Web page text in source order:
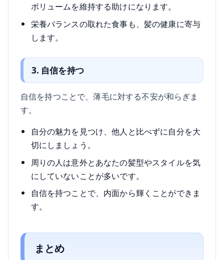
ボリュームを維持する助けになります。
栄養バランスの取れた食事も、髪の健康に寄与
します。
3. 自信を持つ
自信を持つことで、薄毛に対する不安が和らぎま
す。
自分の魅力を見つけ、他人と比べずに自分を大
切にしましょう。
周りの人は意外とあなたの髪型やスタイルを気
にしていないことが多いです。
自信を持つことで、内面から輝くことができま
す。
まとめ